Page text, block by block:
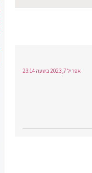
אפריל 7, 2023 בשעה 23:14